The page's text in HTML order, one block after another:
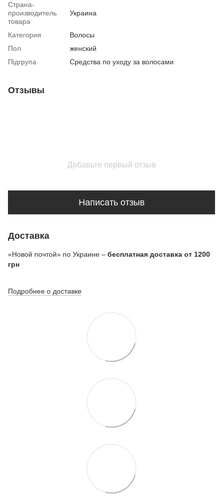
Страна-
производитель
товара
Украина
Категория
Волосы
Пол
женский
Підгрупа
Средства по уходу за волосами
Отзывы
Добавьте первый отзыв
Написать отзыв
Доставка
«Новой почтой» по Украине – бесплатная доставка от 1200
грн
Подробнее о доставке